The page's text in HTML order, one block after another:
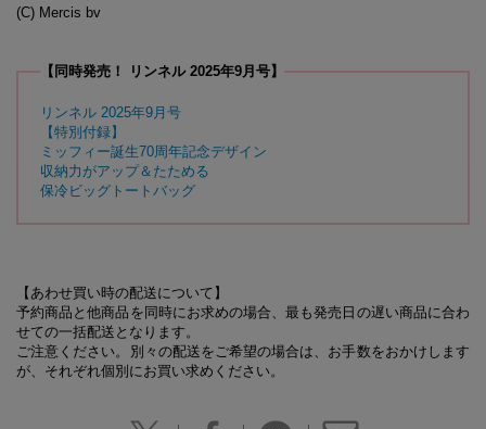
(C) Mercis bv
【同時発売！ リンネル 2025年9月号】
リンネル 2025年9月号
【特別付録】
ミッフィー誕生70周年記念デザイン
収納力がアップ＆たためる
保冷ビッグトートバッグ
【あわせ買い時の配送について】
予約商品と他商品を同時にお求めの場合、最も発売日の遅い商品に合わ
せての一括配送となります。
ご注意ください。別々の配送をご希望の場合は、お手数をおかけします
が、それぞれ個別にお買い求めください。